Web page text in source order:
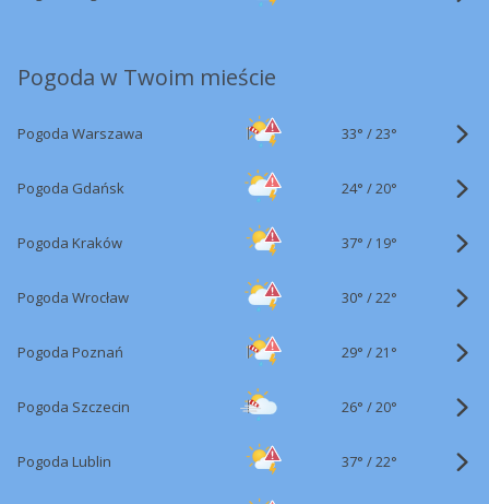
Pogoda w Twoim mieście
Pogoda Warszawa 33° /23°
Pogoda Gdańsk 24° /20°
Pogoda Kraków 37° / 19°
Pogoda Wrocław 30° /22°
Pogoda Poznań 29° /21°
Pogoda Szczecin 26° /20°
Pogoda Lublin 37° /22°